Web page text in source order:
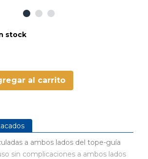
stock
al carrito
a ambos lados del tope-guía
sin complicaciones a ambos lados